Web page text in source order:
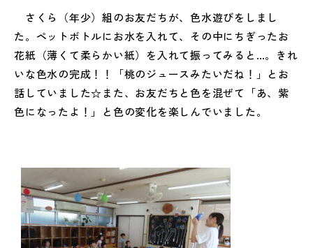
さくら（年少）組のお友だちが、色水遊びをしまし
た。ペットボトルにお水を入れて、その中にちぎったお
花紙（薄くて柔らかい紙）を入れて振ってみると…。きれ
いな色水の完成！！「桃のジュースみたいだね！」とお
話していました☆また、お友だちと色を混ぜて「あ、紫
色になったよ！」と色の変化を楽しんでいました。